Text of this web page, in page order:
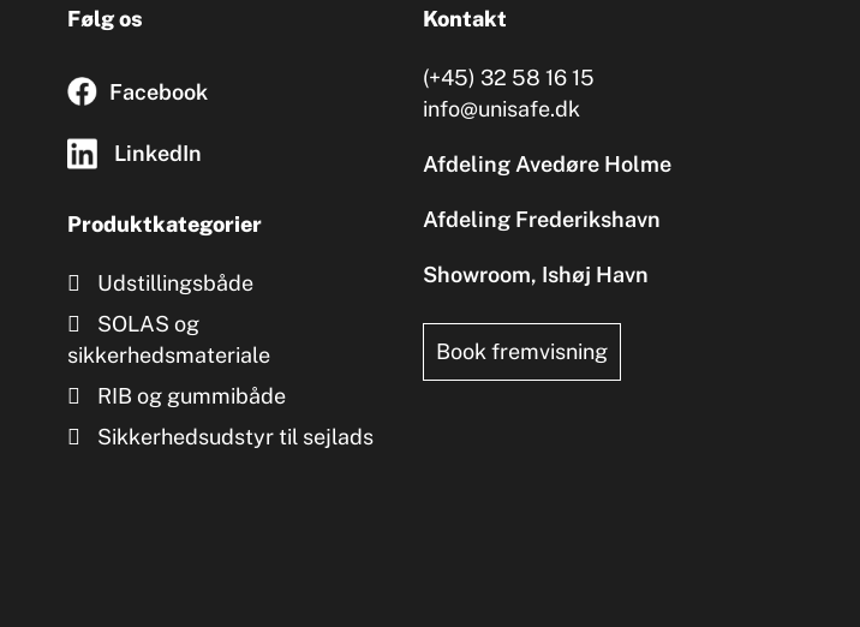
Følg os
Facebook
LinkedIn
Produktkategorier
Udstillingsbåde
SOLAS og
sikkerhedsmateriale
RIB og gummibåde
Sikkerhedsudstyr til sejlads
Kontakt
(+45) 32 58 16 15
info@unisafe.dk
Afdeling Avedøre Holme
Afdeling Frederikshavn
Showroom, Ishøj Havn
Book fremvisning